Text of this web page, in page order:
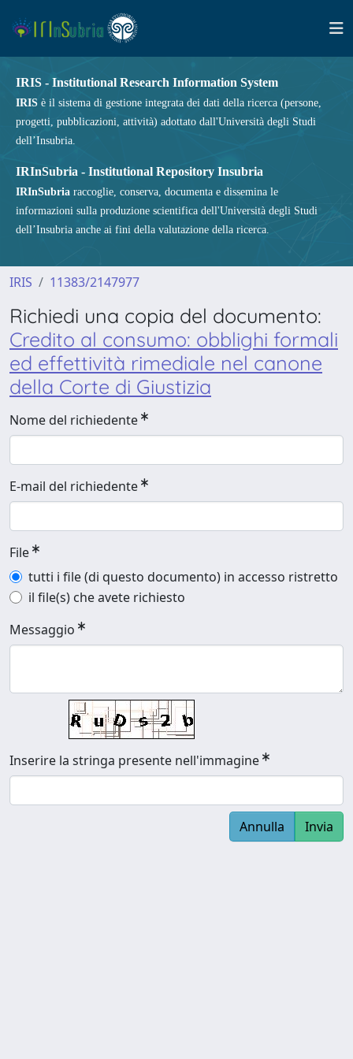
IRIS - Institutional Research Information System
IRIS è il sistema di gestione integrata dei dati della ricerca (persone,
progetti, pubblicazioni, attività) adottato dall'Università degli Studi
dell’Insubria.
IRInSubria - Institutional Repository Insubria
IRInSubria raccoglie, conserva, documenta e dissemina le
informazioni sulla produzione scientifica dell'Università degli Studi
dell’Insubria anche ai fini della valutazione della ricerca.
IRIS 11383/2147977
Richiedi una copia del documento:
Credito al consumo: obblighi formali
ed effettività rimediale nel canone
della Corte di Giustizia
Nome del richiedente
E-mail del richiedente
File
tutti i file (di questo documento) in accesso ristretto
il file(s) che avete richiesto
Messaggio
Inserire la stringa presente nell'immagine
Annulla Invia